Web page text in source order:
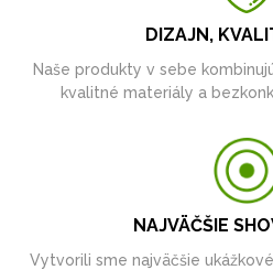
DIZAJN,
Naše produkty v sebe
kvalitné materiály a
NAJVÄČŠIE
Vytvorili sme najväčšie